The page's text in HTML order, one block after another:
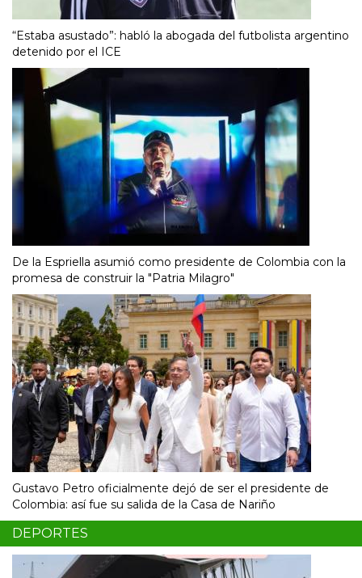
“Estaba asustado”: habló la abogada del futbolista argentino
detenido por el ICE
De la Espriella asumió como presidente de Colombia con la
promesa de construir la "Patria Milagro"
Gustavo Petro oficialmente dejó de ser el presidente de
Colombia: así fue su salida de la Casa de Nariño
DEPORTES